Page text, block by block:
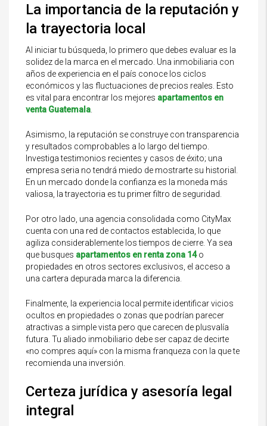
La importancia de la reputación y
la trayectoria local
Al iniciar tu búsqueda, lo primero que debes evaluar es la
solidez de la marca en el mercado. Una inmobiliaria con
años de experiencia en el país conoce los ciclos
económicos y las fluctuaciones de precios reales. Esto
es vital para encontrar los mejores apartamentos en
venta Guatemala
Asimismo, la reputación se construye con transparencia
y resultados comprobables a lo largo del tiempo.
Investiga testimonios recientes y casos de éxito; una
empresa seria no tendrá miedo de mostrarte su historial.
En un mercado donde la confianza es la moneda más
valiosa, la trayectoria es tu primer filtro de seguridad.
Por otro lado, una agencia consolidada como CityMax
cuenta con una red de contactos establecida, lo que
agiliza considerablemente los tiempos de cierre. Ya sea
que busques apartamentos en renta zona 14o
propiedades en otros sectores exclusivos, el acceso a
una cartera depurada marca la diferencia.
Finalmente, la experiencia local permite identificar vicios
ocultos en propiedades o zonas que podrían parecer
atractivas a simple vista pero que carecen de plusvalía
futura. Tu aliado inmobiliario debe ser capaz de decirte
«no compres aquí» con la misma franqueza con la que te
recomienda una inversión.
Certeza jurídica y asesoría legal
integral